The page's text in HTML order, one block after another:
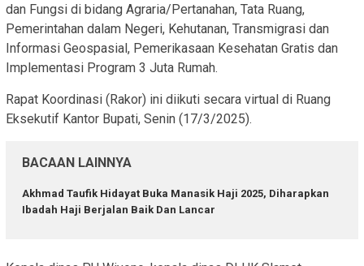
dan Fungsi di bidang Agraria/Pertanahan, Tata Ruang,
Pemerintahan dalam Negeri, Kehutanan, Transmigrasi dan
Informasi Geospasial, Pemerikasaan Kesehatan Gratis dan
Implementasi Program 3 Juta Rumah.
Rapat Koordinasi (Rakor) ini diikuti secara virtual di Ruang
Eksekutif Kantor Bupati, Senin (17/3/2025).
BACAAN LAINNYA
Akhmad Taufik Hidayat Buka Manasik Haji 2025, Diharapkan
Ibadah Haji Berjalan Baik Dan Lancar